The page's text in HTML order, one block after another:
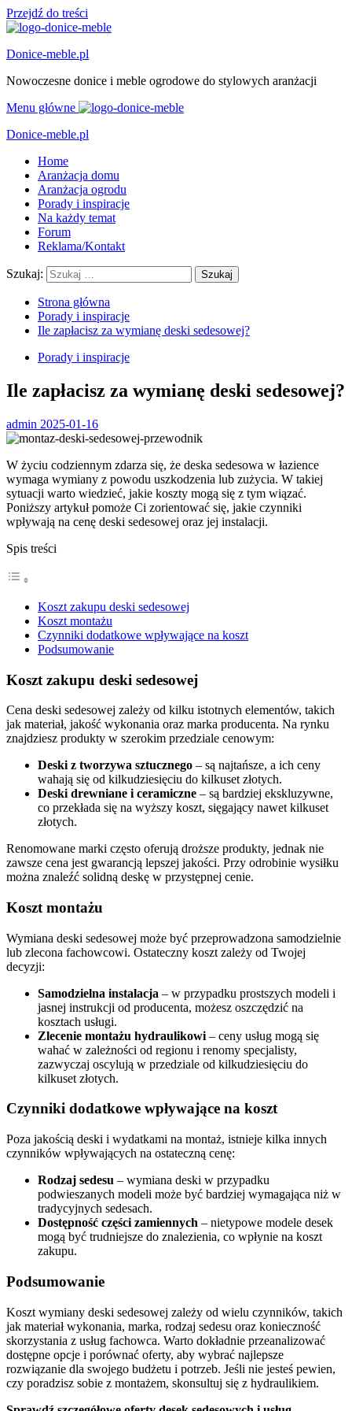
Przejdź do treści
Donice-meble.pl
Nowoczesne donice i meble ogrodowe do stylowych aranżacji
Menu główne
Donice-meble.pl
Home
Aranżacja domu
Aranżacja ogrodu
Porady i inspiracje
Na każdy temat
Forum
Reklama/Kontakt
Szukaj:
Strona główna
Porady i inspiracje
Ile zapłacisz za wymianę deski sedesowej?
Porady i inspiracje
Ile zapłacisz za wymianę deski sedesowej?
admin 2025-01-16
W życiu codziennym zdarza się, że deska sedesowa w łazience
wymaga wymiany z powodu uszkodzenia lub zużycia. W takiej
sytuacji warto wiedzieć, jakie koszty mogą się z tym wiązać.
Poniższy artykuł pomoże Ci zorientować się, jakie czynniki
wpływają na cenę deski sedesowej oraz jej instalacji.
Spis treści
Koszt zakupu deski sedesowej
Koszt montażu
Czynniki dodatkowe wpływające na koszt
Podsumowanie
Koszt zakupu deski sedesowej
Cena deski sedesowej zależy od kilku istotnych elementów, takich
jak materiał, jakość wykonania oraz marka producenta. Na rynku
znajdziesz produkty w szerokim przedziale cenowym:
Deski z tworzywa sztucznego – są najtańsze, a ich ceny
wahają się od kilkudziesięciu do kilkuset złotych.
Deski drewniane i ceramiczne – są bardziej ekskluzywne,
co przekłada się na wyższy koszt, sięgający nawet kilkuset
złotych.
Renomowane marki często oferują droższe produkty, jednak nie
zawsze cena jest gwarancją lepszej jakości. Przy odrobinie wysiłku
można znaleźć solidną deskę w przystępnej cenie.
Koszt montażu
Wymiana deski sedesowej może być przeprowadzona samodzielnie
lub zlecona fachowcowi. Ostateczny koszt zależy od Twojej
decyzji:
Samodzielna instalacja – w przypadku prostszych modeli i
jasnej instrukcji od producenta, możesz oszczędzić na
kosztach usługi.
Zlecenie montażu hydraulikowi – ceny usług mogą się
wahać w zależności od regionu i renomy specjalisty,
zazwyczaj oscylują w przedziale od kilkudziesięciu do
kilkuset złotych.
Czynniki dodatkowe wpływające na koszt
Poza jakością deski i wydatkami na montaż, istnieje kilka innych
czynników wpływających na ostateczną cenę:
Rodzaj sedesu – wymiana deski w przypadku
podwieszanych modeli może być bardziej wymagająca niż w
tradycyjnych sedesach.
Dostępność części zamiennych – nietypowe modele desek
mogą być trudniejsze do znalezienia, co wpłynie na koszt
zakupu.
Podsumowanie
Koszt wymiany deski sedesowej zależy od wielu czynników, takich
jak materiał wykonania, marka, rodzaj sedesu oraz konieczność
skorzystania z usług fachowca. Warto dokładnie przeanalizować
dostępne opcje i porównać oferty, aby wybrać najlepsze
rozwiązanie dla swojego budżetu i potrzeb. Jeśli nie jesteś pewien,
czy poradzisz sobie z montażem, skonsultuj się z hydraulikiem.